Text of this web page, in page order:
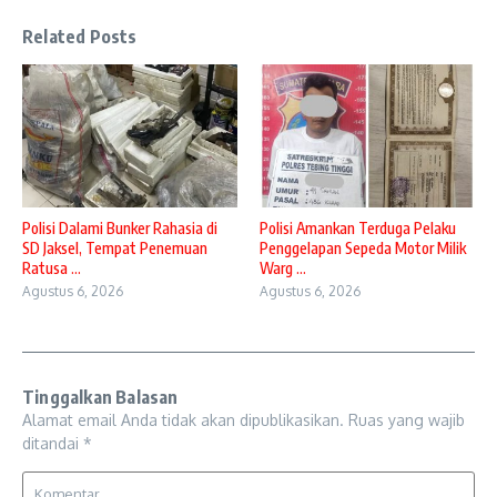
Related Posts
Polisi Dalami Bunker Rahasia di
SD Jaksel, Tempat Penemuan
Ratusa ...
Agustus 6, 2026
Polisi Amankan Terduga Pelaku
Penggelapan Sepeda Motor Milik
Warg ...
Agustus 6, 2026
Tinggalkan Balasan
Alamat email Anda tidak akan dipublikasikan. Ruas yang wajib
ditandai *